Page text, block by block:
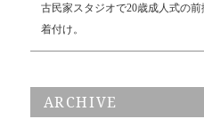
古民家スタジオで20歳成人式の
着付け。
ARCHIVE